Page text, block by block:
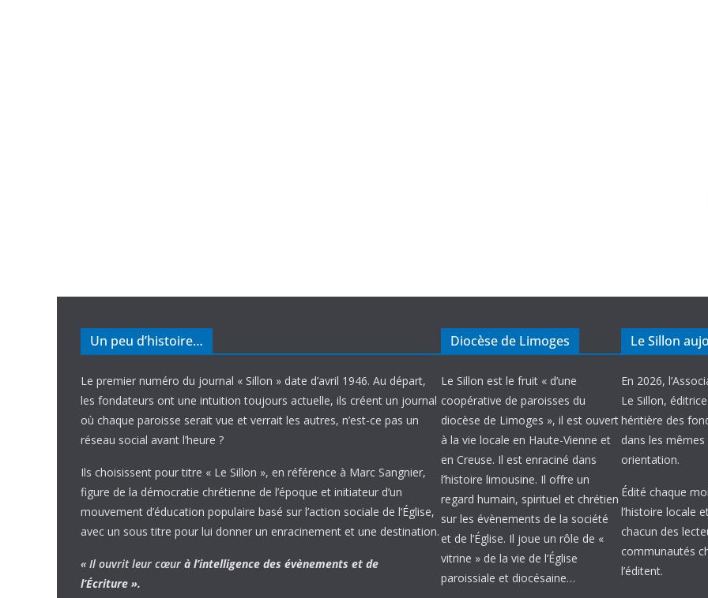
Un peu d’histoire…
Le premier numéro du journal « Sillon » date d’avril 1946. Au départ,
les fondateurs ont une intuition toujours actuelle, ils créent un journal
où chaque paroisse serait vue et verrait les autres, n’est-ce pas un
réseau social avant l’heure ?
Ils choisissent pour titre « Le Sillon », en référence à Marc Sangnier,
figure de la démocratie chrétienne de l’époque et initiateur d’un
mouvement d’éducation populaire basé sur l’action sociale de l’Église,
avec un sous titre pour lui donner un enracinement et une destination.
« Il ouvrit leur cœur à l’intelligence des évènements et de
l’Écriture ».
Diocèse de Limoges
Le Sillon est le fruit « d’une
coopérative de paroisses du
diocèse de Limoges », il est ouvert
à la vie locale en Haute-Vienne et
en Creuse. Il est enraciné dans
l’histoire limousine. Il offre un
regard humain, spirituel et chrétien
sur les évènements de la société
et de l’Église. Il joue un rôle de «
vitrine » de la vie de l’Église
paroissiale et diocésaine…
Le Sillon
En 2026,
Le Sillon,
héritière des
dans les
orientation.
Édité chaque
l’histoire locale
chacun des
communautés
l’éditent.